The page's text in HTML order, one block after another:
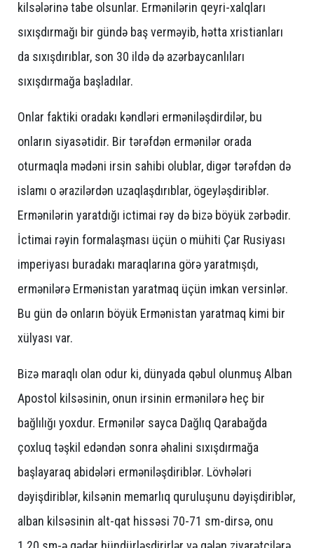
kilsələrinə tabe olsunlar. Ermənilərin qeyri-xalqları
sıxışdırmağı bir gündə baş verməyib, hətta xristianları
da sıxışdırıblar, son 30 ildə də azərbaycanlıları
sıxışdırmağa başladılar.
Onlar faktiki oradakı kəndləri erməniləşdirdilər, bu
onların siyasətidir. Bir tərəfdən ermənilər orada
oturmaqla mədəni irsin sahibi olublar, digər tərəfdən də
islamı o ərazilərdən uzaqlaşdırıblar, ögeyləşdiriblər.
Ermənilərin yaratdığı ictimai rəy də bizə böyük zərbədir.
İctimai rəyin formalaşması üçün o mühiti Çar Rusiyası
imperiyası buradakı maraqlarına görə yaratmışdı,
ermənilərə Ermənistan yaratmaq üçün imkan versinlər.
Bu gün də onların böyük Ermənistan yaratmaq kimi bir
xülyası var.
Bizə maraqlı olan odur ki, dünyada qəbul olunmuş Alban
Apostol kilsəsinin, onun irsinin ermənilərə heç bir
bağlılığı yoxdur. Ermənilər sayca Dağlıq Qarabağda
çoxluq təşkil edəndən sonra əhalini sıxışdırmağa
başlayaraq abidələri erməniləşdiriblər. Lövhələri
dəyişdiriblər, kilsənin memarlıq quruluşunu dəyişdiriblər,
alban kilsəsinin alt-qat hissəsi 70-71 sm-dirsə, onu